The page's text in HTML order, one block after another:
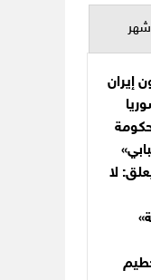
شهر
إيران
الحكومة
لا